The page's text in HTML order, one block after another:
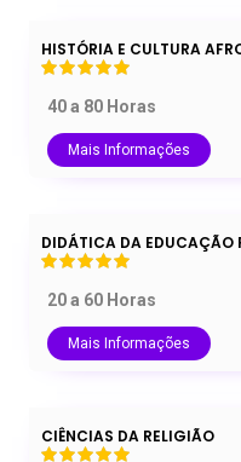
HISTÓRIA E CULTURA
40 a 80 Horas
Mais Informações
DIDÁTICA DA EDUCAÇÃO
20 a 60 Horas
Mais Informações
CIÊNCIAS DA RELIGIÃO